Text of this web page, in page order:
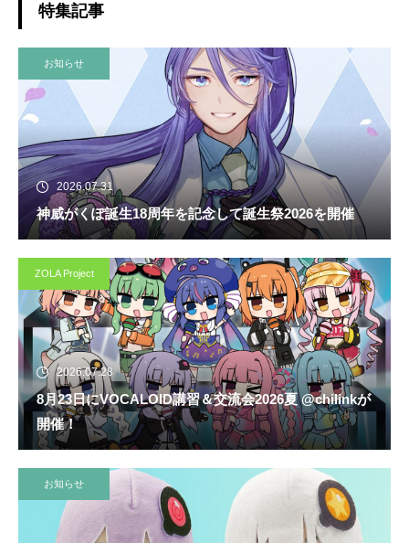
特集記事
お知らせ
2026.07.31
神威がくぽ誕生18周年を記念して誕生祭2026を開催
ZOLA Project
2026.07.28
8月23日にVOCALOID講習＆交流会2026夏 @chilinkが
開催！
お知らせ